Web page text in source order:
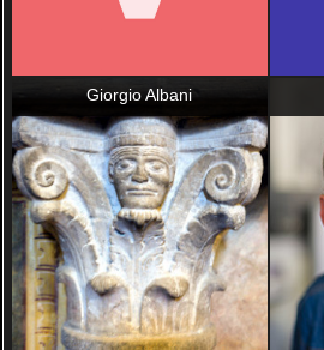
Giorgio Albani